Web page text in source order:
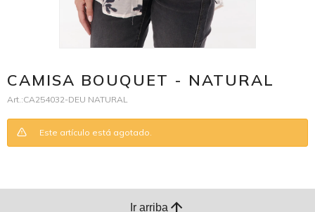
CAMISA BOUQUET - NATURAL
CA254032-DEU NATURAL
Este artículo está agotado.
Ir arriba arrow_upward